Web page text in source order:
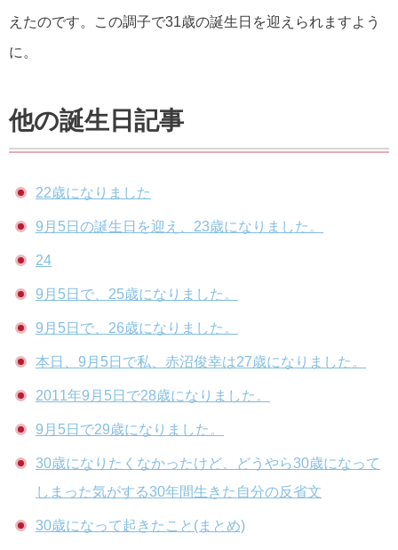
えたのです。この調子で31歳の誕生日を迎えられますよう
に。
他の誕生日記事
22歳になりました
9月5日の誕生日を迎え、23歳になりました。
24
9月5日で、25歳になりました。
9月5日で、26歳になりました。
本日、9月5日で私、赤沼俊幸は27歳になりました。
2011年9月5日で28歳になりました。
9月5日で29歳になりました。
30歳になりたくなかったけど、どうやら30歳になって
しまった気がする30年間生きた自分の反省文
30歳になって起きたこと(まとめ)